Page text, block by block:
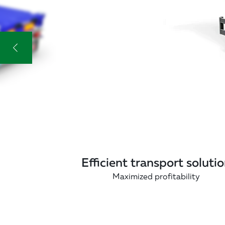
Efficient transport
Maximized profitability